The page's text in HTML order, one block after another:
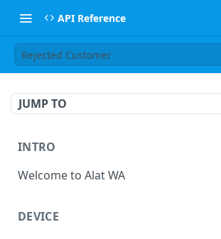
API Reference
Rejected Customer
JUMP TO
INTRO
Welcome to Alat WA
DEVICE